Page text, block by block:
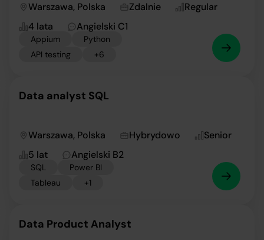
Warszawa, Polska Zdalnie
Regular
4 lata
Angielski C1
Appium
Python
API testing
+6
Data analyst SQL
Warszawa, Polska Hybrydowo
Senior
5 lat
Angielski B2
SQL
Power BI
Tableau
+1
Data Product Analyst